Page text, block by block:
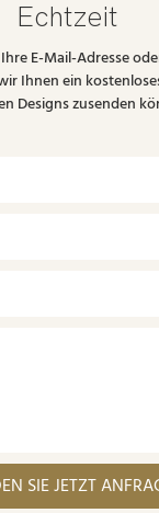
Echtzeit
E-Mail-Adresse
Ihnen ein
Designs zusenden
SIE JETZT